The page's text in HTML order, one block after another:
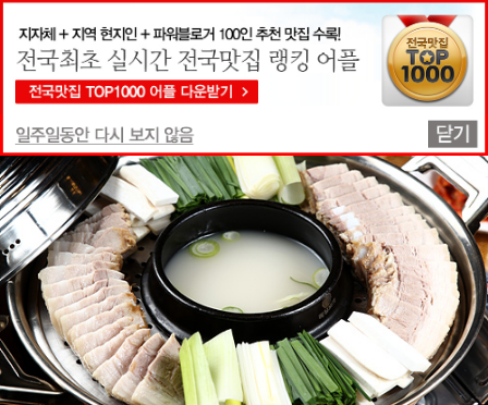
맛집상세정보